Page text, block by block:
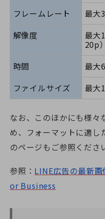
フレームレート
最大
解像度
最大
20p）
時間
最大
ファイルサイズ
最大
なお、このほかにも様々
め、フォーマットに適し
のページもご参照くださ
参照： LINE広告の最新
or Business